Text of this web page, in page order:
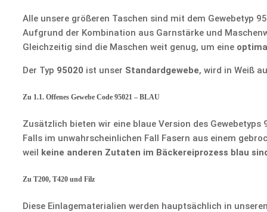
Alle unsere größeren Taschen sind mit dem Gewebetyp
Aufgrund der Kombination aus Garnstärke und
Gleichzeitig sind die Maschen weit genug, um eine
Der Typ 95020 ist unser Standardgewebe, wird in Weiß
Zu 1.1. Offenes Gewebe Code 95021 – BLAU
Zusätzlich bieten wir eine blaue Version des Gewebetyps
Falls im unwahrscheinlichen Fall Fasern aus einem
weil keine anderen Zutaten im Bäckereiprozess blau
Zu T200, T420 und Filz
Diese Einlagematerialien werden hauptsächlich in